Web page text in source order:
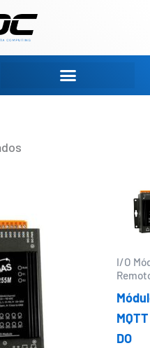
I/O
DO